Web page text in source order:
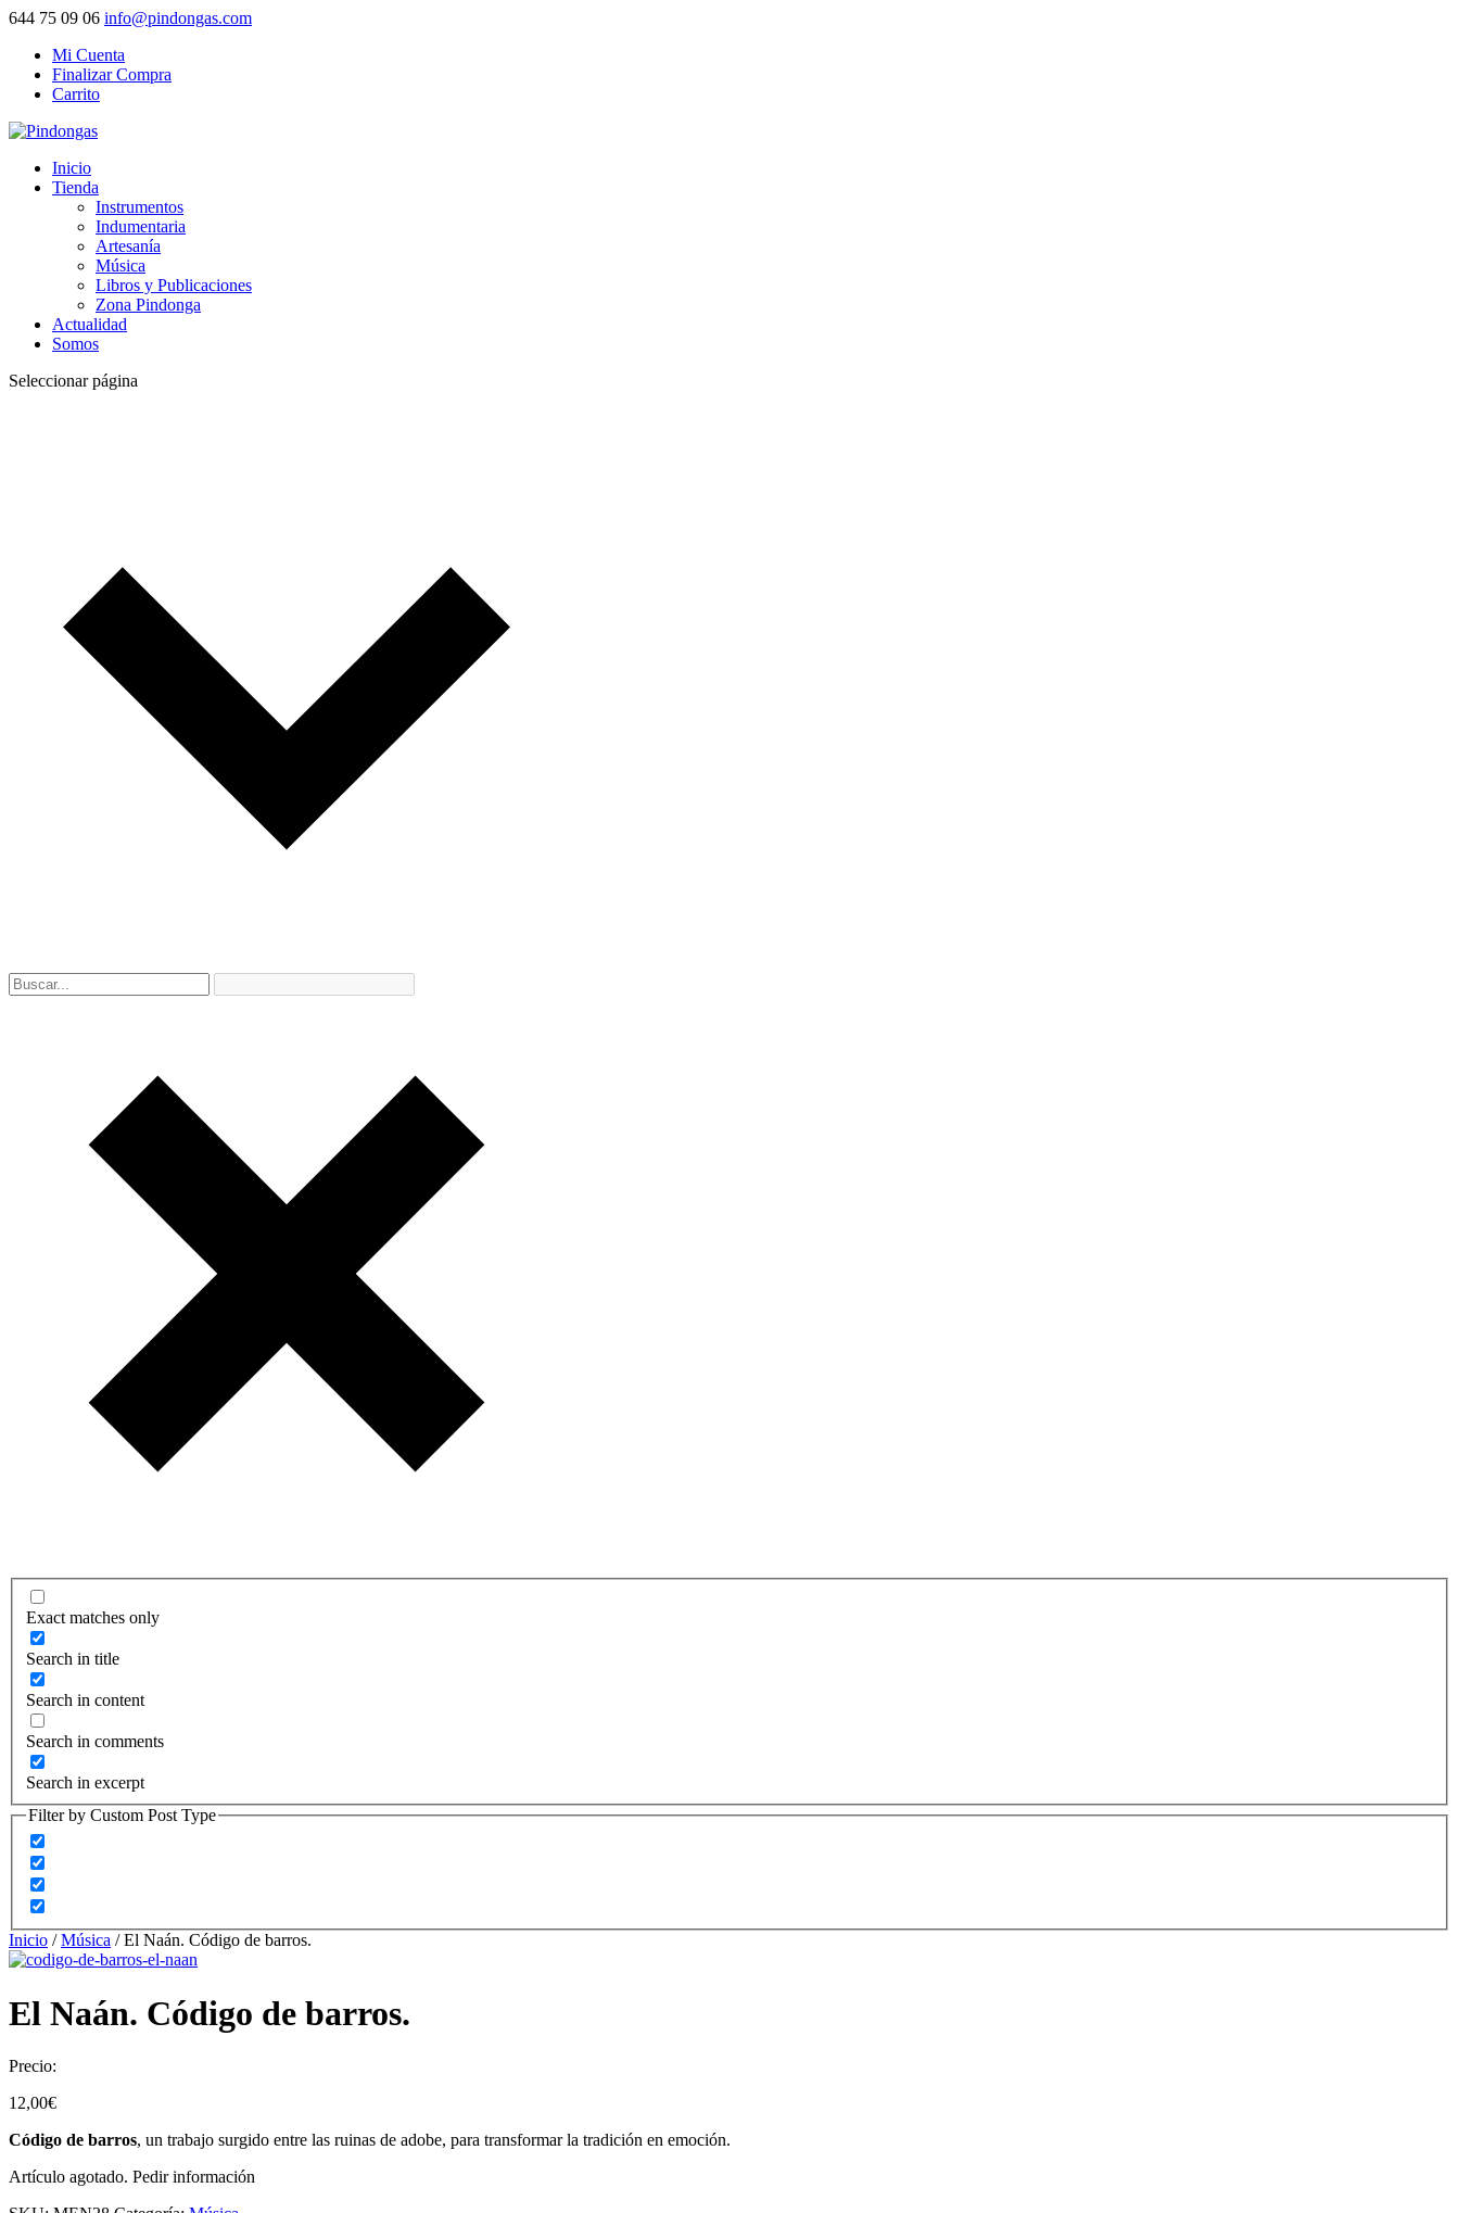
644 75 09 06 info@pindongas.com
Mi Cuenta
Finalizar Compra
Carrito
Inicio
Tienda
Instrumentos
Indumentaria
Artesanía
Música
Libros y Publicaciones
Zona Pindonga
Actualidad
Somos
Seleccionar página
Exact matches only
Search in title
Search in content
Search in comments
Search in excerpt
Filter by Custom Post Type
Inicio /Música / El Naán. Código de barros.
El Naán. Código de barros.
Precio:
12,00€
Código de barros, un trabajo surgido entre las ruinas de adobe, para transformar la tradición en emoción.
Artículo agotado. Pedir información